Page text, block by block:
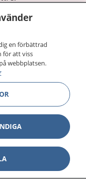
Visa
Visa
en förbättrad
för att viss
webbplatsen.